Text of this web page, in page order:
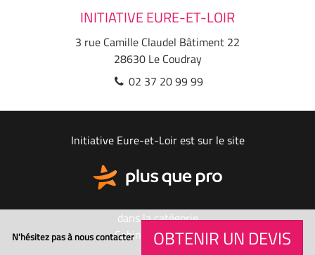
N'hésitez pas à nous contacter OBTENIR UN DEVIS
INITIATIVE EURE-ET-LOIR
3 rue Camille Claudel Bâtiment 22
28630 Le Coudray
02 37 20 99 99
Initiative Eure-et-Loir est sur le site
dans la catégorie
Cabinet de conseil